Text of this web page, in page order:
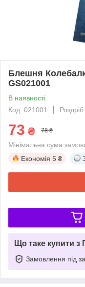
Блешня
GS021001
В наявності
Код: 021001
Роздріб
73 ₴ 78 ₴
Мінімальна сума
Економія 5 ₴
Що таке купити з
Замовлення під